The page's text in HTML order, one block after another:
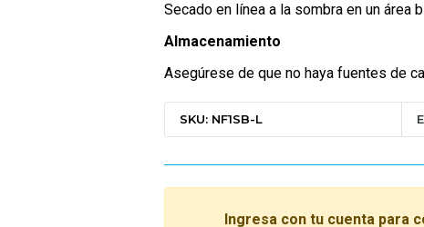
Secado en línea a la sombra en un área
Almacenamiento
Asegúrese de que no haya fuentes de
SKU: NF1SB-L
Ingresa con tu cuenta para